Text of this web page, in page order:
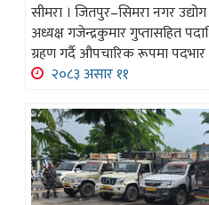
सीमरा । जितपुर–सिमरा नगर
अध्यक्ष गजेन्द्रकुमार गुप्तासहित
ग्रहण गर्दै औपचारिक रूपमा
२०८३ असार ११